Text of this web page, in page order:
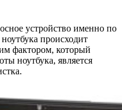
устройство именно по
происходит
фактором, который
ноутбука, является